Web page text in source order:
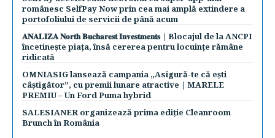
românesc SelfPay Now prin cea mai amplă extindere a
portofoliului de servicii de până acum
𝐀𝐍𝐀𝐋𝐈𝐙𝐀 𝐍𝐨𝐫𝐭𝐡 𝐁𝐮𝐜𝐡𝐚𝐫𝐞𝐬𝐭 𝐈𝐧𝐯𝐞𝐬𝐭𝐦𝐞𝐧𝐭𝐬 | Blocajul de la ANCPI
încetinește piața, însă cererea pentru locuințe rămâne
ridicată
OMNIASIG lansează campania „Asigură-te că ești
câștigător”, cu premii lunare atractive | MARELE
PREMIU – Un Ford Puma hybrid
SALESIANER organizează prima ediție Cleanroom
Brunch în România